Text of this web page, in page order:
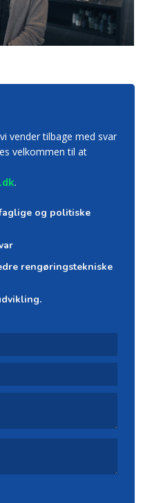
vender tilbage med svar
velkommen til at
.
og politiske
rengøringstekniske